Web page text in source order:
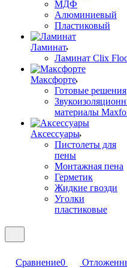
МДФ
Алюминиевый
Пластиковый
Ламинат
Ламинат Clix
Максфорте
Готовые решения
материалы
Аксессуары
Пистолеты для
пены
Монтажная пена
Герметик
Жидкие гвозди
Уголки
пластиковые
Сравнение0